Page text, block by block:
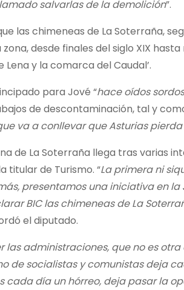
salvarlas de la demolición”.
las chimeneas de La Soterraña,
desde finales del siglo XIX
y la comarca del Caudal’.
para Jové “hace oídos sordos
de descontaminación, tal y
va a conllevar que Asturias
de La Soterraña llega tras varias
titular de Turismo. “La primera ni
presentamos una iniciativa en
BIC las chimeneas de La
el diputado.
las administraciones, que no es
de socialistas y comunistas deja
cada día un hórreo, deja pasar la